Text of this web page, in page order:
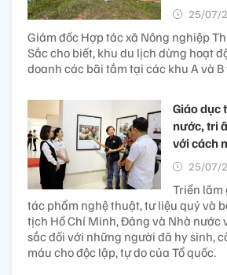
25/07/
Giám đốc Hợp tác xã Nông nghiệp
Sắc cho biết, khu du lịch dừng hoạt
doanh các bãi tắm tại các khu A và
Giáo dục
nước, tri
với cách
25/07/
Triển
tác phẩm nghệ thuật, tư liệu quý và
tịch Hồ Chí Minh, Đảng và Nhà nước
sắc đối với những người đã hy sinh,
máu cho độc lập, tự do của Tổ quốc.